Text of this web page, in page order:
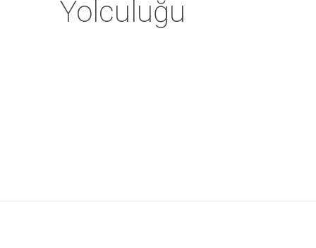
Yolculuğu